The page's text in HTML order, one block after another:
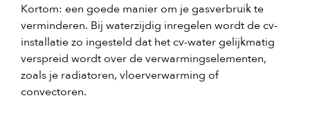
Kortom: een goede manier om je gasverbruik te
verminderen. Bij waterzijdig inregelen wordt de cv-
installatie zo ingesteld dat het cv-water gelijkmatig
verspreid wordt over de verwarmingselementen,
zoals je radiatoren, vloerverwarming of
convectoren.